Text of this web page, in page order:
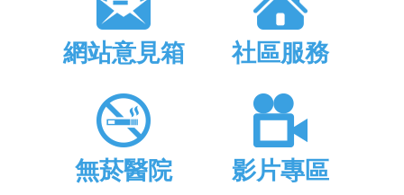
網站意見箱 社區服務
無菸醫院 影片專區